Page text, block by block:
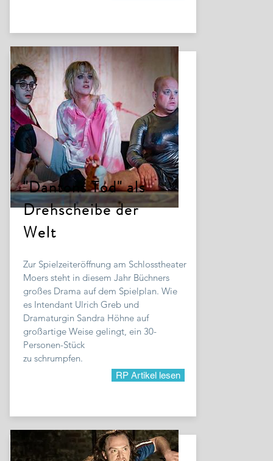
"Dantons Tod" als
Drehscheibe der
Welt
Zur Spielzeiteröffnung am Schlosstheater
Moers steht in diesem Jahr Büchners
großes Drama auf dem Spielplan. Wie
es Intendant Ulrich Greb und
Dramaturgin Sandra Höhne auf
großartige Weise gelingt, ein 30-
Personen-Stück
zu schrumpfen.
RP Artikel lesen